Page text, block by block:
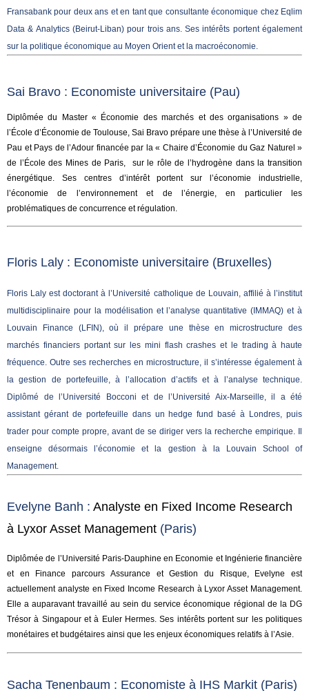
Fransabank pour deux ans et en tant que consultante économique chez Eqlim
Data & Analytics (Beirut-Liban) pour trois ans. Ses intérêts portent également
sur la politique économique au Moyen Orient et la macroéconomie.
Sai Bravo : Economiste universitaire (Pau)
Diplômée du Master « Économie des marchés et des organisations » de
l’École d’Économie de Toulouse, Sai Bravo prépare une thèse à l’Université de
Pau et Pays de l’Adour financée par la « Chaire d’Économie du Gaz Naturel »
de l’École des Mines de Paris, sur le rôle de l’hydrogène dans la transition
énergétique. Ses centres d’intérêt portent sur l’économie industrielle,
l’économie de l’environnement et de l’énergie, en particulier les
problématiques de concurrence et régulation.
Floris Laly : Economiste universitaire (Bruxelles)
Floris Laly est doctorant à l’Université catholique de Louvain, affilié à l’institut
multidisciplinaire pour la modélisation et l’analyse quantitative (IMMAQ) et à
Louvain Finance (LFIN), où il prépare une thèse en microstructure des
marchés financiers portant sur les mini flash crashes et le trading à haute
fréquence. Outre ses recherches en microstructure, il s’intéresse également à
la gestion de portefeuille, à l’allocation d’actifs et à l’analyse technique.
Diplômé de l’Université Bocconi et de l’Université Aix-Marseille, il a été
assistant gérant de portefeuille dans un hedge fund basé à Londres, puis
trader pour compte propre, avant de se diriger vers la recherche empirique. Il
enseigne désormais l’économie et la gestion à la Louvain School of
Management.
Evelyne Banh : Analyste en Fixed Income Research
à Lyxor Asset Management (Paris)
Diplômée de l’Université Paris-Dauphine en Economie et Ingénierie financière
et en Finance parcours Assurance et Gestion du Risque, Evelyne est
actuellement analyste en Fixed Income Research à Lyxor Asset Management.
Elle a auparavant travaillé au sein du service économique régional de la DG
Trésor à Singapour et à Euler Hermes. Ses intérêts portent sur les politiques
monétaires et budgétaires ainsi que les enjeux économiques relatifs à l’Asie.
Sacha Tenenbaum : Economiste à IHS Markit (Paris)